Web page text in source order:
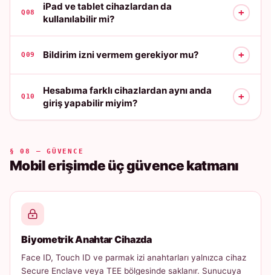
Q08
iPad ve tablet cihazlardan da
kullanılabilir mi?
+
Q09 Bildirim izni vermem gerekiyor mu? +
Q10
Hesabıma farklı cihazlardan aynı anda
giriş yapabilir miyim?
+
§ 08 — GÜVENCE
Mobil erişimde üç güvence katmanı
Biyometrik Anahtar Cihazda
Face ID, Touch ID ve parmak izi anahtarları yalnızca cihaz
Secure Enclave veya TEE bölgesinde saklanır. Sunucuya